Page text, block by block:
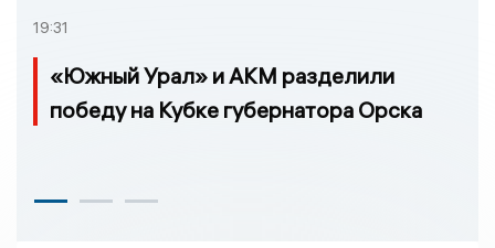
19:31
«Южный Урал» и АКМ разделили
победу на Кубке губернатора Орска